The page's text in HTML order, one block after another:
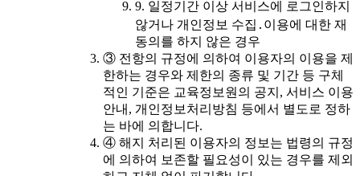
9. 일정기간 이상 서비스에 로그인하지
않거나 개인정보 수집․이용에 대한 재
동의를 하지 않은 경우
③ 전항의 규정에 의하여 이용자의 이용을 제
한하는 경우와 제한의 종류 및 기간 등 구체
적인 기준은 교육정보원의 공지, 서비스 이용
안내, 개인정보처리방침 등에서 별도로 정하
는 바에 의합니다.
④ 해지 처리된 이용자의 정보는 법령의 규정
에 의하여 보존할 필요성이 있는 경우를 제외